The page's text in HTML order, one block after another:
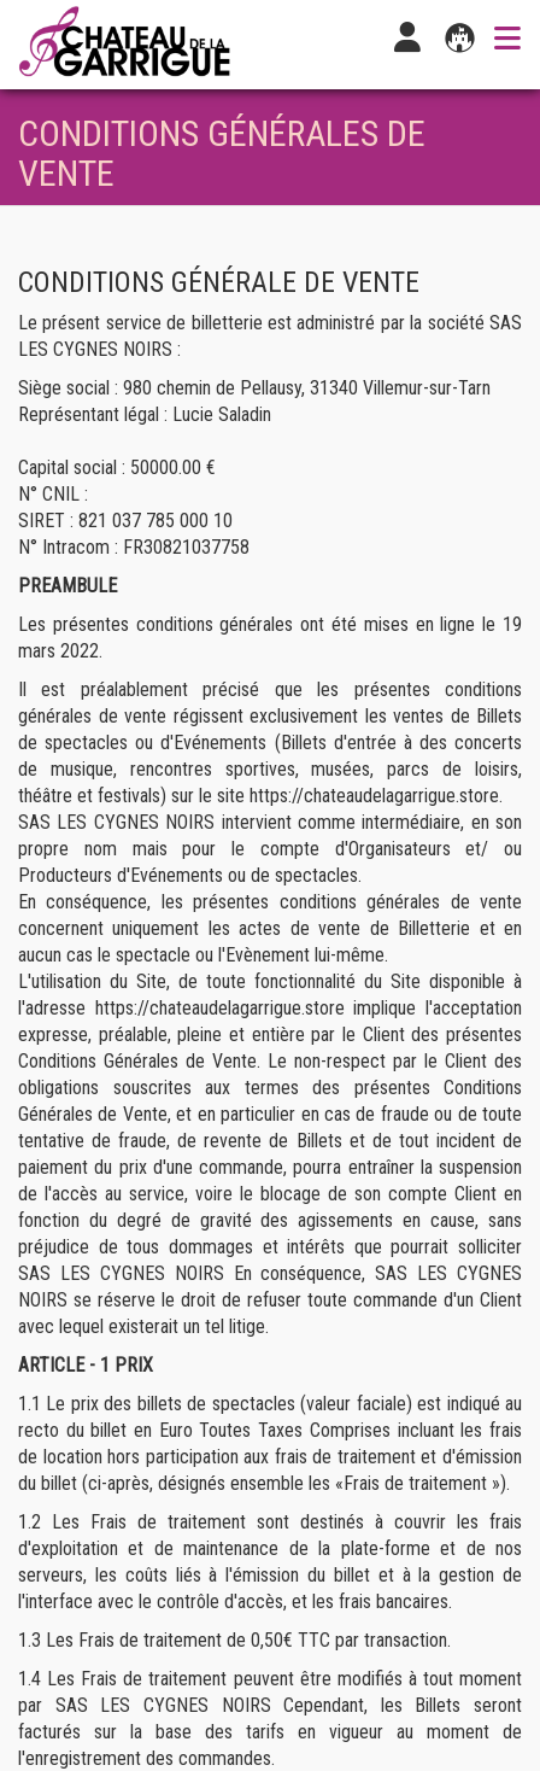
CONDITIONS GÉNÉRALES DE
VENTE
CONDITIONS GÉNÉRALE DE VENTE
Le présent service de billetterie est administré par la société SAS
LES CYGNES NOIRS :
Siège social : 980 chemin de Pellausy, 31340 Villemur-sur-Tarn
Représentant légal : Lucie Saladin
Capital social : 50000.00 €
N° CNIL :
SIRET : 821 037 785 000 10
N° Intracom : FR30821037758
PREAMBULE
Les présentes conditions générales ont été mises en ligne le 19
mars 2022.
Il est préalablement précisé que les présentes conditions
générales de vente régissent exclusivement les ventes de Billets
de spectacles ou d'Evénements (Billets d'entrée à des concerts
de musique, rencontres sportives, musées, parcs de loisirs,
théâtre et festivals) sur le site https://chateaudelagarrigue.store.
SAS LES CYGNES NOIRS intervient comme intermédiaire, en son
propre nom mais pour le compte d'Organisateurs et/ ou
Producteurs d'Evénements ou de spectacles.
En conséquence, les présentes conditions générales de vente
concernent uniquement les actes de vente de Billetterie et en
aucun cas le spectacle ou l'Evènement lui-même.
L'utilisation du Site, de toute fonctionnalité du Site disponible à
l'adresse https://chateaudelagarrigue.store implique l'acceptation
expresse, préalable, pleine et entière par le Client des présentes
Conditions Générales de Vente. Le non-respect par le Client des
obligations souscrites aux termes des présentes Conditions
Générales de Vente, et en particulier en cas de fraude ou de toute
tentative de fraude, de revente de Billets et de tout incident de
paiement du prix d'une commande, pourra entraîner la suspension
de l'accès au service, voire le blocage de son compte Client en
fonction du degré de gravité des agissements en cause, sans
préjudice de tous dommages et intérêts que pourrait solliciter
SAS LES CYGNES NOIRS En conséquence, SAS LES CYGNES
NOIRS se réserve le droit de refuser toute commande d'un Client
avec lequel existerait un tel litige.
ARTICLE - 1 PRIX
1.1 Le prix des billets de spectacles (valeur faciale) est indiqué au
recto du billet en Euro Toutes Taxes Comprises incluant les frais
de location hors participation aux frais de traitement et d'émission
du billet (ci-après, désignés ensemble les «Frais de traitement »).
1.2 Les Frais de traitement sont destinés à couvrir les frais
d'exploitation et de maintenance de la plate-forme et de nos
serveurs, les coûts liés à l'émission du billet et à la gestion de
l'interface avec le contrôle d'accès, et les frais bancaires.
1.3 Les Frais de traitement de 0,50€ TTC par transaction.
1.4 Les Frais de traitement peuvent être modifiés à tout moment
par SAS LES CYGNES NOIRS Cependant, les Billets seront
facturés sur la base des tarifs en vigueur au moment de
l'enregistrement des commandes.